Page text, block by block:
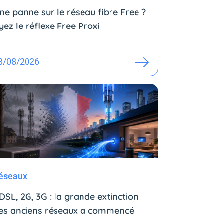
panne sur le réseau fibre Free ?
le réflexe Free Proxi
08/2026
2G, 3G : la grande extinction
anciens réseaux a commencé